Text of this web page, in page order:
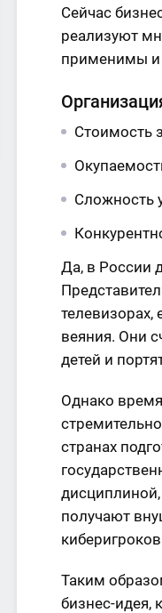
Сейчас
реализуют
применимы и
Стоимость
Сложность
Да, в России
веяния. Они
детей и
Однако время
странах
получают
Таким
бизнес-идея,